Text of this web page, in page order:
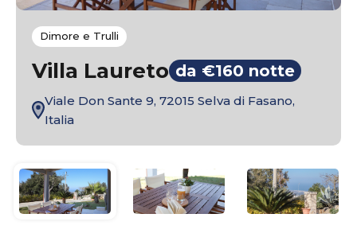
Dimore e Trulli
Villa Laureto da €160 notte
Viale Don Sante 9, 72015 Selva di Fasano,
Italia